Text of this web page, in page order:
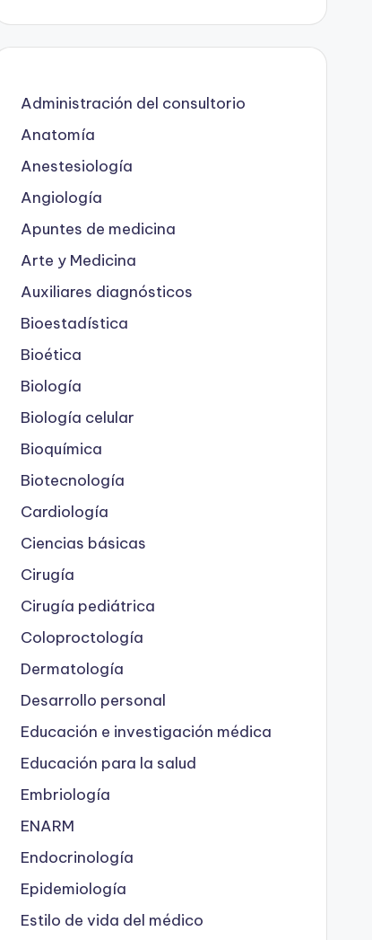
Administración del consultorio
Anatomía
Anestesiología
Angiología
Apuntes de medicina
Arte y Medicina
Auxiliares diagnósticos
Bioestadística
Bioética
Biología
Biología celular
Bioquímica
Biotecnología
Cardiología
Ciencias básicas
Cirugía
Cirugía pediátrica
Coloproctología
Dermatología
Desarrollo personal
Educación e investigación médica
Educación para la salud
Embriología
ENARM
Endocrinología
Epidemiología
Estilo de vida del médico